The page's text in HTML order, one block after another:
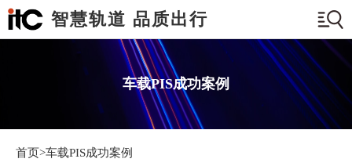
智慧轨道 品质出行
车载PIS成功案例
首页>车载PIS成功案例